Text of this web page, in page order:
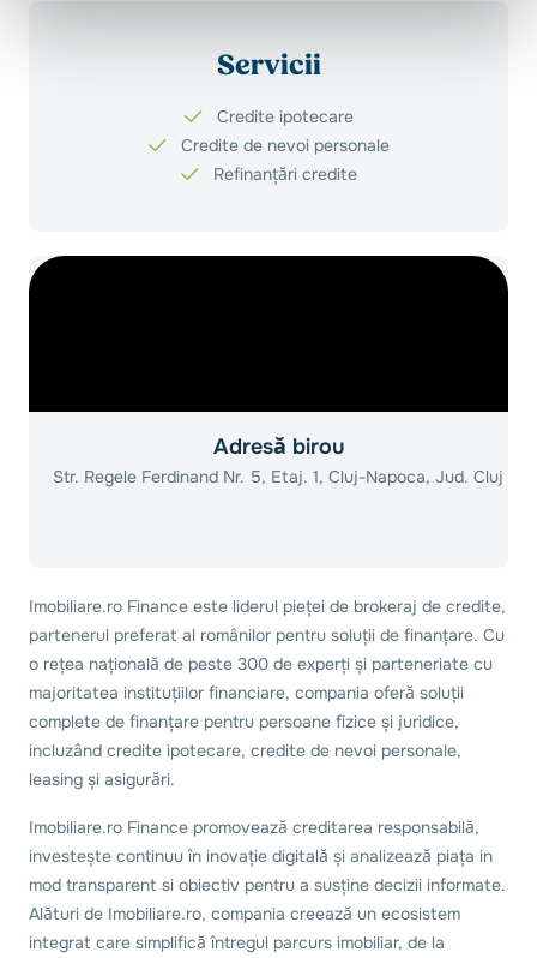
Servicii
Credite ipotecare
Credite de nevoi personale
Refinanțări credite
Adresă birou
Str. Regele Ferdinand Nr. 5, Etaj. 1, Cluj-Napoca, Jud. Cluj
Imobiliare.ro Finance este liderul pieței de brokeraj de credite,
partenerul preferat al românilor pentru soluții de finanțare. Cu
o rețea națională de peste 300 de experți și parteneriate cu
majoritatea instituțiilor financiare, compania oferă soluții
complete de finanțare pentru persoane fizice și juridice,
incluzând credite ipotecare, credite de nevoi personale,
leasing și asigurări.
Imobiliare.ro Finance promovează creditarea responsabilă,
investește continuu în inovație digitală și analizează piața in
mod transparent si obiectiv pentru a susține decizii informate.
Alături de Imobiliare.ro, compania creează un ecosistem
integrat care simplifică întregul parcurs imobiliar, de la